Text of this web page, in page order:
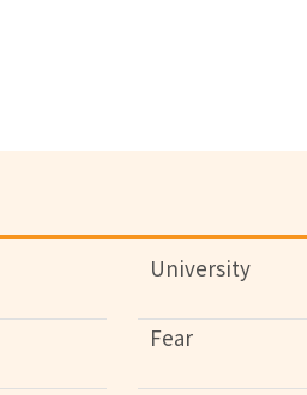
University
Fear